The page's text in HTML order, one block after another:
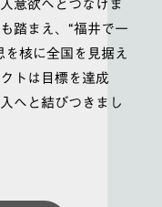
踏まえ、“福井で一
核に全国を見据え
トは目標を達成
へと結びつきまし